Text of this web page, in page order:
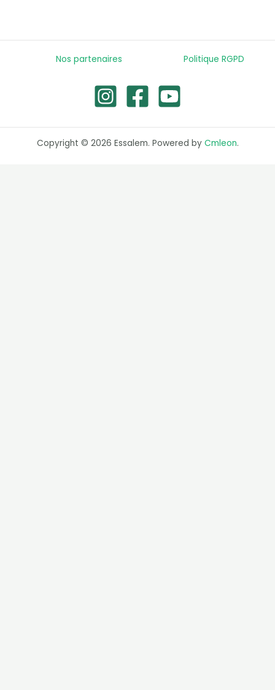
Nos partenaires Politique RGPD
Copyright © 2026 Essalem. Powered by Cmleon.